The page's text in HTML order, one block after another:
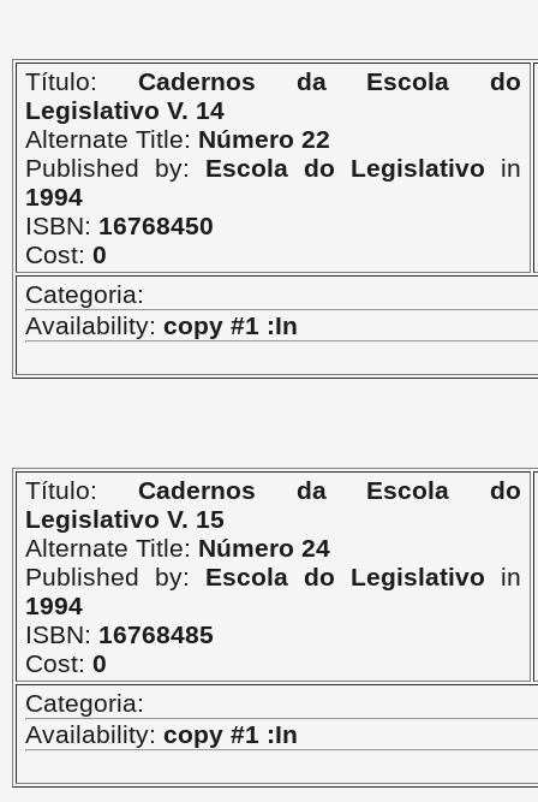
Título: Cadernos da Escola do
Legislativo V. 14
Alternate Title: Número 22
Published by: Escola do Legislativo in
1994
ISBN: 16768450
Cost: 0
Categoria:
Availability: copy #1 :In
Título: Cadernos da Escola do
Legislativo V. 15
Alternate Title: Número 24
Published by: Escola do Legislativo in
1994
ISBN: 16768485
Cost: 0
Categoria:
Availability: copy #1 :In